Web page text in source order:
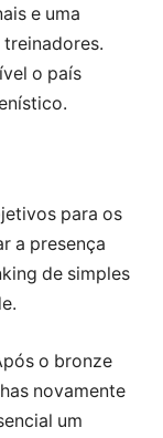
e uma
o país
para os
a presença
de simples
o bronze
novamente
um